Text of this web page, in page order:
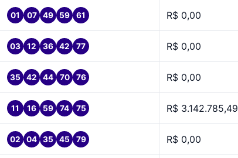
01 07 49 59 61 R$ 0,00
03 12 36 42 77 R$ 0,00
35 42 44 70 76 R$ 0,00
11 16 59 74 75 R$ 3.142.785,49
02 04 35 45 79 R$ 0,00